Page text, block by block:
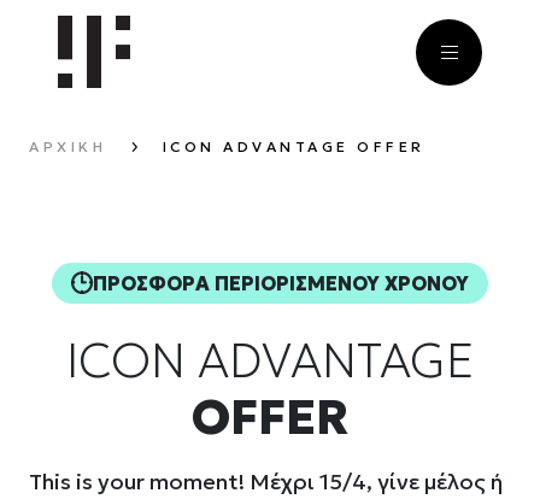
ΑΡΧΙΚΉ ICON ADVANTAGE OFFER
ΠΡΟΣΦΟΡΑ ΠΕΡΙΟΡΙΣΜΕΝΟΥ ΧΡΟΝΟΥ
ICON ADVANTAGE
OFFER
This is your moment! Μέχρι 15/4, γίνε μέλος ή